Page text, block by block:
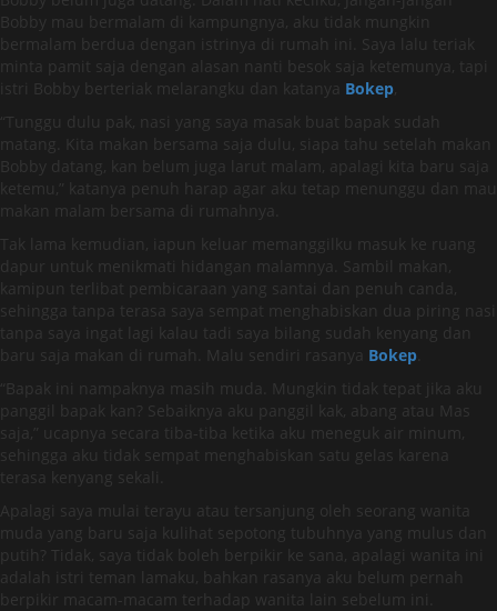
Bobby mau bermalam di kampungnya, aku tidak mungkin
bermalam berdua dengan istrinya di rumah ini. Saya lalu teriak
minta pamit saja dengan alasan nanti besok saja ketemunya, tapi
istri Bobby berteriak melarangku dan katanya Bokep
“Tunggu dulu pak, nasi yang saya masak buat bapak sudah
matang. Kita makan bersama saja dulu, siapa tahu setelah makan
Bobby datang, kan belum juga larut malam, apalagi kita baru saja
ketemu,” katanya penuh harap agar aku tetap menunggu dan mau
makan malam bersama di rumahnya.
Tak lama kemudian, iapun keluar memanggilku masuk ke ruang
dapur untuk menikmati hidangan malamnya. Sambil makan,
kamipun terlibat pembicaraan yang santai dan penuh canda,
sehingga tanpa terasa saya sempat menghabiskan dua piring nasi
tanpa saya ingat lagi kalau tadi saya bilang sudah kenyang dan
baru saja makan di rumah. Malu sendiri rasanya Bokep
“Bapak ini nampaknya masih muda. Mungkin tidak tepat jika aku
panggil bapak kan? Sebaiknya aku panggil kak, abang atau Mas
saja,” ucapnya secara tiba-tiba ketika aku meneguk air minum,
sehingga aku tidak sempat menghabiskan satu gelas karena
terasa kenyang sekali.
Apalagi saya mulai terayu atau tersanjung oleh seorang wanita
muda yang baru saja kulihat sepotong tubuhnya yang mulus dan
putih? Tidak, saya tidak boleh berpikir ke sana, apalagi wanita ini
adalah istri teman lamaku, bahkan rasanya aku belum pernah
berpikir macam-macam terhadap wanita lain sebelum ini.